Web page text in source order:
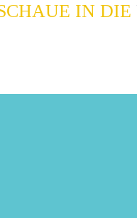
IN DIE